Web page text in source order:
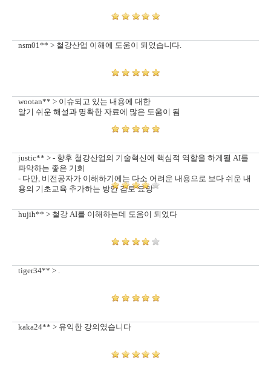
nsm01** > 철강산업 이해에 도움이 되었습니다.
wootan** > 이슈되고 있는 내용에 대한
알기 쉬운 해설과 명확한 자료에 많은 도움이 됨
justic** > - 향후 철강산업의 기술혁신에 핵심적 역할을 하게될 AI를
파악하는 좋은 기회
- 다만, 비전공자가 이해하기에는 다소 어려운 내용으로 보다 쉬운 내
용의 기초교육 추가하는 방안 검토 요망
hujih** > 철강 AI를 이해하는데 도움이 되었다
tiger34** > .
kaka24** > 유익한 강의였습니다